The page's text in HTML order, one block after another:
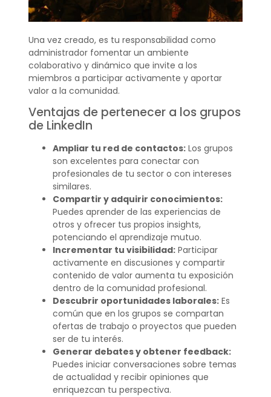
Una vez creado, es tu responsabilidad como
administrador fomentar un ambiente
colaborativo y dinámico que invite a los
miembros a participar activamente y aportar
valor a la comunidad.
Ventajas de pertenecer a los grupos
de LinkedIn
Ampliar tu red de contactos:Los grupos
son excelentes para conectar con
profesionales de tu sector o con intereses
similares.
Compartir y adquirir conocimientos:
Puedes aprender de las experiencias de
otros y ofrecer tus propios insights,
potenciando el aprendizaje mutuo.
Incrementar tu visibilidad:Participar
activamente en discusiones y compartir
contenido de valor aumenta tu exposición
dentro de la comunidad profesional.
Descubrir oportunidades laborales:Es
común que en los grupos se compartan
ofertas de trabajo o proyectos que pueden
ser de tu interés.
Generar debates y obtener feedback:
Puedes iniciar conversaciones sobre temas
de actualidad y recibir opiniones que
enriquezcan tu perspectiva.